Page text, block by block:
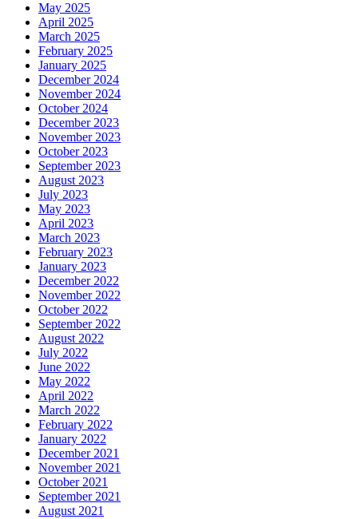
May 2025
April 2025
March 2025
February 2025
January 2025
December 2024
November 2024
October 2024
December 2023
November 2023
October 2023
September 2023
August 2023
July 2023
May 2023
April 2023
March 2023
February 2023
January 2023
December 2022
November 2022
October 2022
September 2022
August 2022
July 2022
June 2022
May 2022
April 2022
March 2022
February 2022
January 2022
December 2021
November 2021
October 2021
September 2021
August 2021